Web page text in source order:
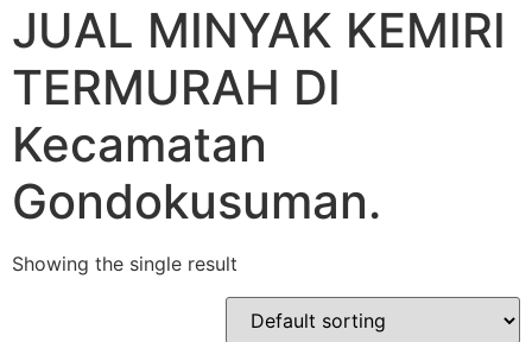
JUAL MINYAK KEMIRI
TERMURAH DI
Kecamatan
Gondokusuman.
Showing the single result